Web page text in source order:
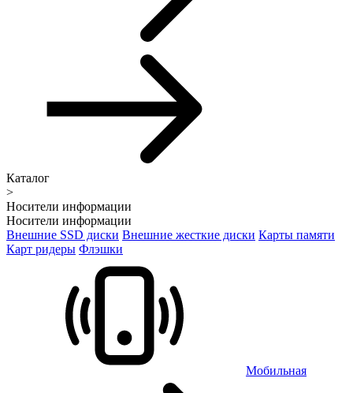
Каталог
>
Носители информации
Носители информации
Внешние SSD диски Внешние жесткие диски Карты памяти
Карт ридеры Флэшки
Мобильная